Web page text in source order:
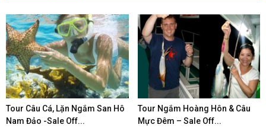
Tour Câu Cá, Lặn Ngắm San Hô
Nam Đảo -Sale Off...
Tour Ngắm Hoàng Hôn & Câu
Mực Đêm – Sale Off...